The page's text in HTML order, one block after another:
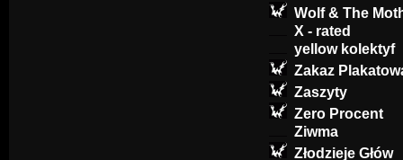
Wolf & The
X - rated
yellow kolektyf
Zakaz
Zaszyty
Zero Procent
Ziwma
Złodzieje Głów